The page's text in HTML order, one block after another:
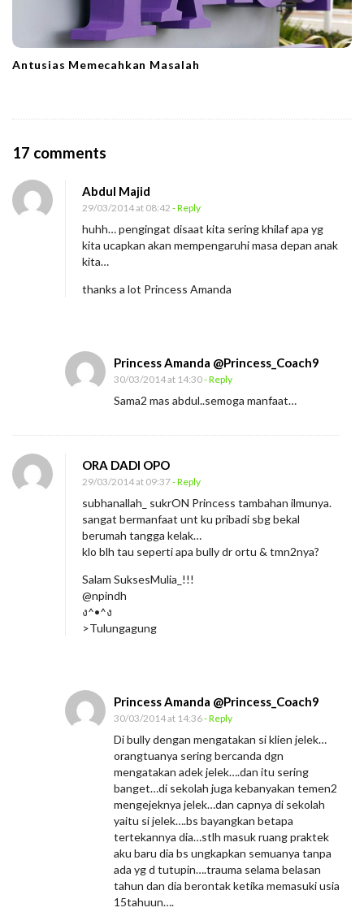
Antusias Memecahkan Masalah
17 comments
M
s
a
D
D
b
u
l
l
y
Abdul Majid
29/03/2014 at 08:42 - Reply
huhh… pengingat disaat kita sering khilaf apa yg
kita ucapkan akan mempengaruhi masa depan anak
kita…
thanks a lot Princess Amanda
Princess Amanda @Princess_Coach9
30/03/2014 at 14:30- Reply
Sama2 mas abdul..semoga manfaat…
ORA DADI OPO
29/03/2014 at 09:37- Reply
subhanallah_ sukrON Princess tambahan ilmunya.
sangat bermanfaat unt ku pribadi sbg bekal
berumah tangga kelak…
klo blh tau seperti apa bully dr ortu & tmn2nya?
Salam SuksesMulia_!!!
@npindh
ง^•^ง
>Tulungagung
Princess Amanda @Princess_Coach9
30/03/2014 at 14:36- Reply
Di bully dengan mengatakan si klien jelek…
orangtuanya sering bercanda dgn
mengatakan adek jelek….dan itu sering
banget…di sekolah juga kebanyakan temen2
mengejeknya jelek…dan capnya di sekolah
yaitu si jelek….bs bayangkan betapa
tertekannya dia…stlh masuk ruang praktek
aku baru dia bs ungkapkan semuanya tanpa
ada yg d tutupin….trauma selama belasan
tahun dan dia berontak ketika memasuki usia
15tahuun….